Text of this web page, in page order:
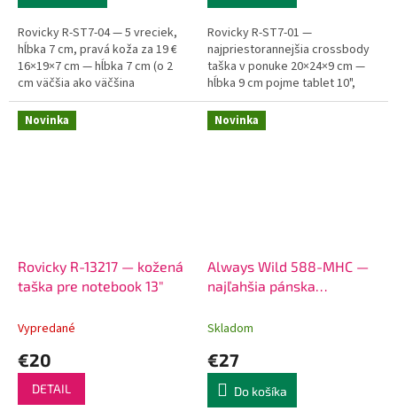
Rovicky R-ST7-04 — 5 vreciek,
hĺbka 7 cm, pravá koža za 19 €
16×19×7 cm — hĺbka 7 cm (o 2
cm väčšia ako väčšina
crossbody tašiek). 5 vreciek: 3
predné zipsy pre kľúče,...
Rovicky R-ST7-01 —
najpriestorannejšia crossbody
taška v ponuke 20×24×9 cm —
hĺbka 9 cm pojme tablet 10",
zápisník A5 aj nabíjačku naraz. 4
vonkajšie vrecká na zips:
telefón,...
Novinka
Rovicky R-13217 — kožená
taška pre notebook 13"
Vypredané
€20
DETAIL
Novinka
Always Wild 588-MHC —
najľahšia pánska
kože (290 g)
Skladom
€27
Do košíka